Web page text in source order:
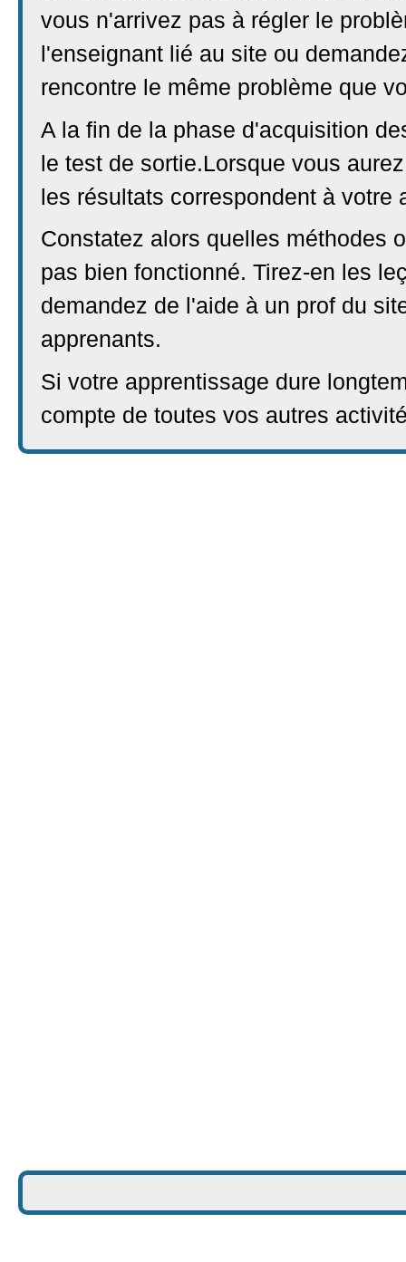
vous n'arrivez pas à régler le
l'enseignant lié au site ou
rencontre le même problème que
A la fin de la phase d'acquisition
le test de sortie.Lorsque vous
les résultats correspondent à votre
Constatez alors quelles méthodes
pas bien fonctionné. Tirez-en les
demandez de l'aide à un prof du
apprenants.
Si votre apprentissage dure
compte de toutes vos autres